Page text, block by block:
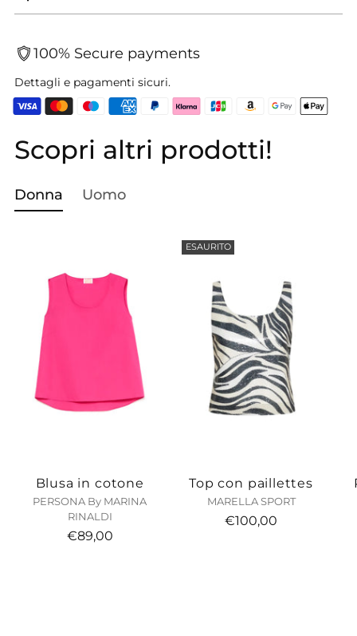
100% Secure payments
Dettagli e pagamenti sicuri.
Aggiungere
un
al
Scopri altri prodotti!
Donna Uomo
Blusa in cotone
PERSONA By MARINA
RINALDI
€89,00
ESAURITO
Top con paillettes
MARELLA SPORT
€100,00